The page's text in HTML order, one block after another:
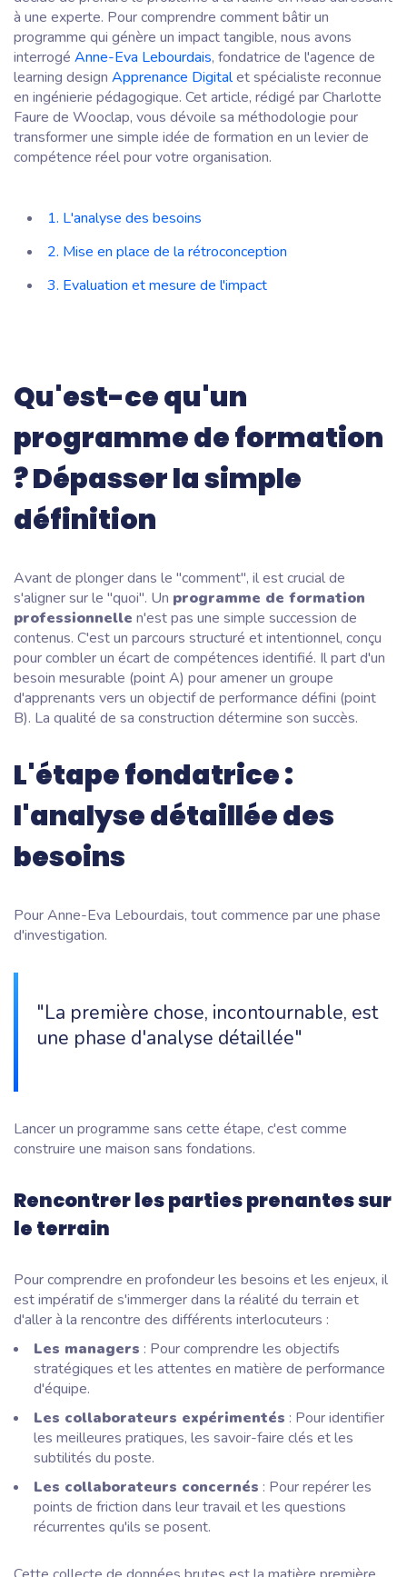
à une experte. Pour comprendre comment bâtir un
programme qui génère un impact tangible, nous avons
interrogé Anne-Eva Lebourdais, fondatrice de l'agence de
learning design Apprenance Digitalet spécialiste reconnue
en ingénierie pédagogique. Cet article, rédigé par Charlotte
Faure de Wooclap, vous dévoile sa méthodologie pour
transformer une simple idée de formation en un levier de
compétence réel pour votre organisation.
1. L'analyse des besoins
2. Mise en place de la rétroconception
3. Evaluation et mesure de l'impact
Qu'est-ce qu'un
programme de formation
? Dépasser la simple
définition
Avant de plonger dans le "comment", il est crucial de
s'aligner sur le "quoi". Un programme de formation
professionnelle n'est pas une simple succession de
contenus. C'est un parcours structuré et intentionnel, conçu
pour combler un écart de compétences identifié. Il part d'un
besoin mesurable (point A) pour amener un groupe
d'apprenants vers un objectif de performance défini (point
B). La qualité de sa construction détermine son succès.
L'étape fondatrice :
l'analyse détaillée des
besoins
Pour Anne-Eva Lebourdais, tout commence par une phase
d'investigation.
"La première chose, incontournable, est
une phase d'analyse détaillée"
Lancer un programme sans cette étape, c'est comme
construire une maison sans fondations.
Rencontrer les parties prenantes sur
le terrain
Pour comprendre en profondeur les besoins et les enjeux, il
est impératif de s'immerger dans la réalité du terrain et
d'aller à la rencontre des différents interlocuteurs :
Les managers : Pour comprendre les objectifs
stratégiques et les attentes en matière de performance
d'équipe.
Les collaborateurs expérimentés : Pour identifier
les meilleures pratiques, les savoir-faire clés et les
subtilités du poste.
Les collaborateurs concernés : Pour repérer les
points de friction dans leur travail et les questions
récurrentes qu'ils se posent.